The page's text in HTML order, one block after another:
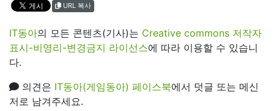
URL 복사
IT동아의 모든 콘텐츠(기사)는 Creative commons 저작자
표시-비영리-변경금지 라이선스에 따라 이용할 수 있습니
다.
의견은 IT동아(게임동아) 페이스북에서 덧글 또는 메신
저로 남겨주세요.